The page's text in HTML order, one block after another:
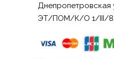
Днепропетровская
ЭТ/ПОМ/К/О 1/III/